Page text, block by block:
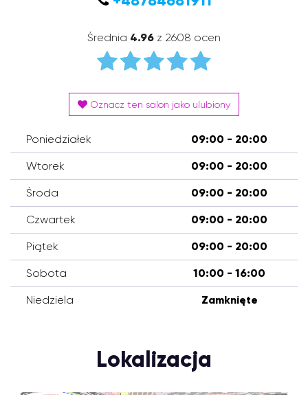
Średnia 4.96 z 2608 ocen
Oznacz ten salon jako ulubiony
Poniedziałek 09:00 - 20:00
Wtorek 09:00 - 20:00
Środa 09:00 - 20:00
Czwartek 09:00 - 20:00
Piątek 09:00 - 20:00
Sobota 10:00 - 16:00
Niedziela Zamknięte
Lokalizacja